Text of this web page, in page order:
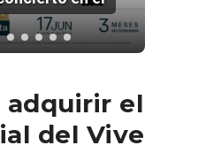
adquirir el
del Vive